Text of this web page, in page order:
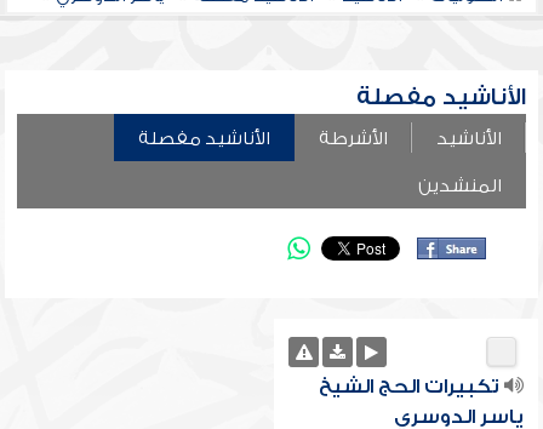
الأناشيد مفصلة
الأناشيد الأشرطة الأناشيد مفصلة
المنشدين
تكبيرات الحج الشيخ
ياسر الدوسري